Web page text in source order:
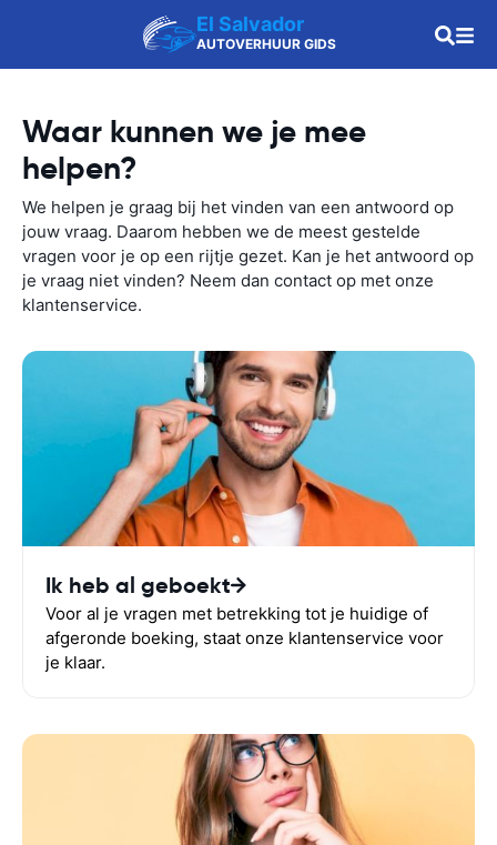
El Salvador
AUTOVERHUUR GIDS
Waar kunnen we je mee
helpen?
We helpen je graag bij het vinden van een antwoord op
jouw vraag. Daarom hebben we de meest gestelde
vragen voor je op een rijtje gezet. Kan je het antwoord op
je vraag niet vinden? Neem dan contact op met onze
klantenservice.
Ik heb al geboekt
Voor al je vragen met betrekking tot je huidige of
afgeronde boeking, staat onze klantenservice voor
je klaar.